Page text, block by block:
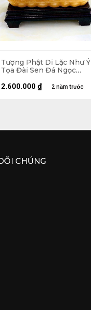
Tượng Phật Di Lặc Như Ý
Tọa Đài Sen Đá Ngọc
20 (cm) 2,3kg (Chưa Kèm
2 năm trước
2.600.000 ₫
CHÚNG